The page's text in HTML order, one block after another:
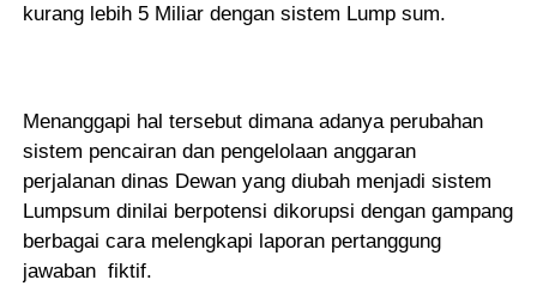
kurang lebih 5 Miliar dengan sistem Lump sum.
Menanggapi hal tersebut dimana adanya perubahan
sistem pencairan dan pengelolaan anggaran
perjalanan dinas Dewan yang diubah menjadi sistem
Lumpsum dinilai berpotensi dikorupsi dengan gampang
berbagai cara melengkapi laporan pertanggung
jawaban fiktif.